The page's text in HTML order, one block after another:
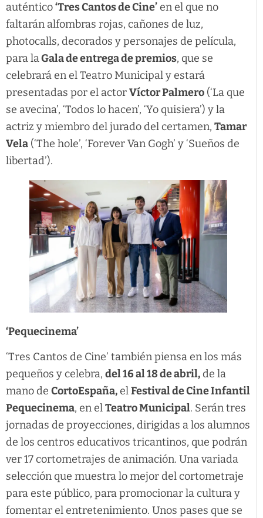
auténtico‘Tres Cantos de Cine’ en el que no
faltarán alfombras rojas, cañones de luz,
photocalls, decorados y personajes de película,
para laGala de entrega de premios, que se
celebrará en el Teatro Municipal y estará
presentadas por el actorVíctor Palmero (‘La que
se avecina’, ‘Todos lo hacen’, ‘Yo quisiera’) y la
actriz y miembro del jurado del certamen, Tamar
Vela (‘The hole’, ‘Forever Van Gogh’ y ‘Sueños de
libertad’).
‘Pequecinema’
‘Tres Cantos de Cine’ también piensa en los más
pequeños y celebra, del 16 al 18 de abril, de la
mano de CortoEspaña, elFestival de Cine Infantil
Pequecinema, en elTeatro Municipal. Serán tres
jornadas de proyecciones, dirigidas a los alumnos
de los centros educativos tricantinos, que podrán
ver 17 cortometrajes de animación. Una variada
selección que muestra lo mejor del cortometraje
para este público, para promocionar la cultura y
fomentar el entretenimiento. Unos pases que se